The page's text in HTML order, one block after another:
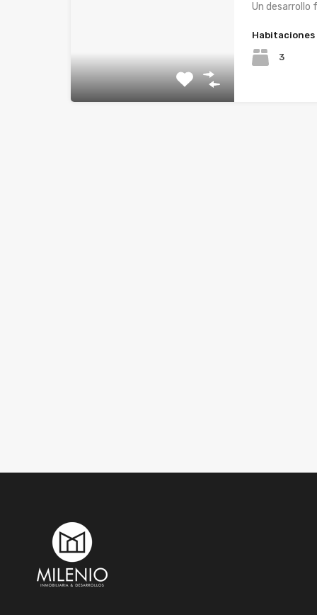
Un desarrollo
Habitaciones
3